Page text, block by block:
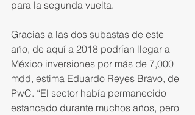
para la segunda vuelta.
Gracias a las dos subastas de este
año, de aquí a 2018 podrían llegar a
México inversiones por más de 7,000
mdd, estima Eduardo Reyes Bravo, de
PwC. “El sector había permanecido
estancado du­rante muchos años, pero